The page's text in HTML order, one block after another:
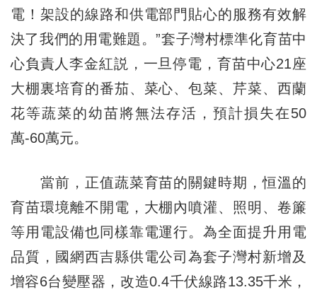
電！架設的線路和供電部門貼心的服務有效解
決了我們的用電難題。”套子灣村標準化育苗中
心負責人李金紅説，一旦停電，育苗中心21座
大棚裏培育的番茄、菜心、包菜、芹菜、西蘭
花等蔬菜的幼苗將無法存活，預計損失在50
萬-60萬元。
當前，正值蔬菜育苗的關鍵時期，恒溫的
育苗環境離不開電，大棚內噴灌、照明、卷簾
等用電設備也同樣靠電運行。為全面提升用電
品質，國網西吉縣供電公司為套子灣村新增及
增容6台變壓器，改造0.4千伏線路13.35千米，